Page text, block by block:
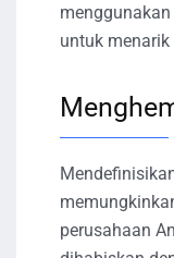
untuk
perusahaan